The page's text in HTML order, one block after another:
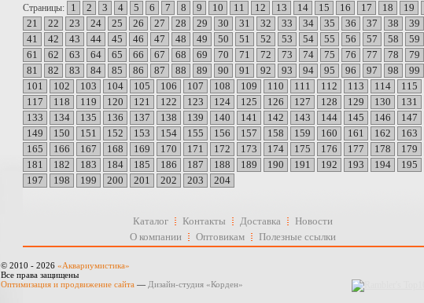
Страницы: 1 2 3 4 5 6 7 8 9 10 11 12 13 14 15 16 17 18 19
21
22 23 24 25 26 27 28 29 30 31 32 33 34 35 36 37 38 39
41
42 43 44 45 46 47 48 49 50 51 52 53 54 55 56 57 58 59
61
62 63 64 65 66 67 68 69 70 71 72 73 74 75 76 77 78 79
81
82 83 84 85 86 87 88 89 90 91 92 93 94 95 96 97 98 99
101
102 103 104 105 106 107 108 109 110 111 112 113 114 115
117
118 119 120 121 122 123 124 125 126 127 128 129 130 131
133
134 135 136 137 138 139 140 141 142 143 144 145 146 147
149
150 151 152 153 154 155 156 157 158 159 160 161 162 163
165
166 167 168 169 170 171 172 173 174 175 176 177 178 179
181
182 183 184 185 186 187 188 189 190 191 192 193 194 195
197 198 199 200 201 202 203 204
Каталог Контакты Доставка
Новости
О компании
Оптовикам Полезные ссылки
© 2010 - 2026 «Аквариумистика»
Все права защищены
Оптимизация и продвижение сайта — Дизайн-студия «Корден»